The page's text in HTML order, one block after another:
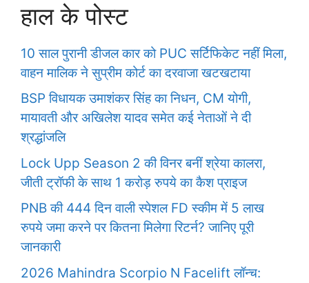
हाल के पोस्ट
10 साल पुरानी डीजल कार को PUC सर्टिफिकेट नहीं मिला,
वाहन मालिक ने सुप्रीम कोर्ट का दरवाजा खटखटाया
BSP विधायक उमाशंकर सिंह का निधन, CM योगी,
मायावती और अखिलेश यादव समेत कई नेताओं ने दी
श्रद्धांजलि
Lock Upp Season 2 की विनर बनीं श्रेया कालरा,
जीती ट्रॉफी के साथ 1 करोड़ रुपये का कैश प्राइज
PNB की 444 दिन वाली स्पेशल FD स्कीम में 5 लाख
रुपये जमा करने पर कितना मिलेगा रिटर्न? जानिए पूरी
जानकारी
2026 Mahindra Scorpio N Facelift लॉन्च: